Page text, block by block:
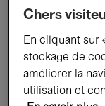
Expositions
Rencontres
Chers
En cliquant sur
stockage de
améliorer la
utilisation et